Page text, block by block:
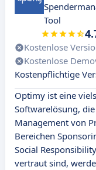
Tool
Kostenlose
Kostenlose
Kostenpflichtige
Optimy ist eine
Softwarelösung,
Management von
Bereichen
Social
vertraut sind,